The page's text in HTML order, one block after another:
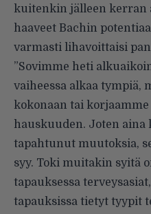
kuitenkin jälleen kerran
haaveet Bachin
varmasti lihavoittaisi
”Sovimme heti
vaiheessa alkaa tympiä,
kokonaan tai
hauskuuden. Joten aina
tapahtunut muutoksia,
syy. Toki muitakin syitä
tapauksessa
tapauksissa tietyt tyypit